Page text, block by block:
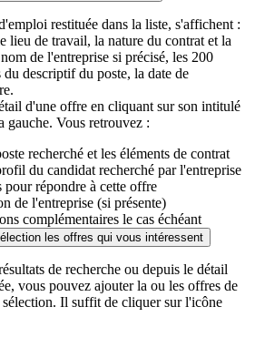
restituée dans la liste, s'affichent :
lieu de travail, la nature du contrat et la
de l'entreprise si précisé, les 200
du descriptif du poste, la date de
d'une offre en cliquant sur son intitulé
gauche. Vous retrouvez :
recherché et les éléments de contrat
du candidat recherché par l'entreprise
pour répondre à cette offre
de l'entreprise (si présente)
complémentaires le cas échéant
les offres qui vous intéressent
de recherche ou depuis le détail
vous pouvez ajouter la ou les offres de
Il suffit de cliquer sur l'icône